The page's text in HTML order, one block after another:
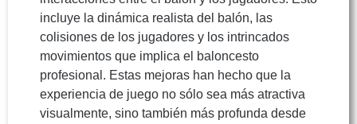
incluye la dinámica realista del balón, las
colisiones de los jugadores y los intrincados
movimientos que implica el baloncesto
profesional. Estas mejoras han hecho que la
experiencia de juego no sólo sea más atractiva
visualmente, sino también más profunda desde